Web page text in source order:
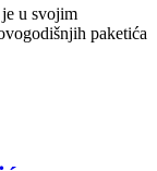
u svojim
paketića